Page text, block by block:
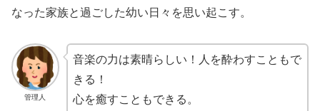
なった家族と過ごした幼い日々を思い起こす。
管理人
音楽の力は素晴らしい！人を酔わすこともで
きる！
心を癒すこともできる。